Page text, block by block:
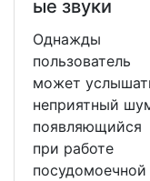
ые звуки
Однажды
пользователь
может
неприятный
появляющийся
при работе
посудомоечной